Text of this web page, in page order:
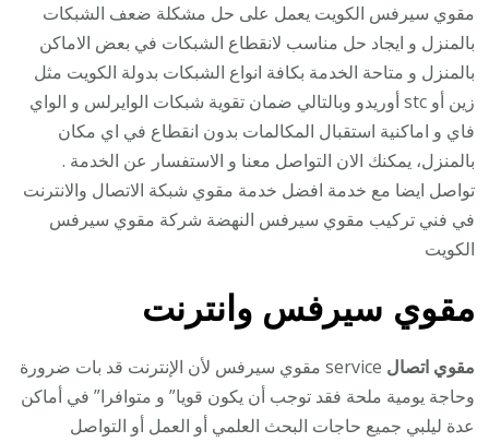
مقوي سيرفس الكويت يعمل على حل مشكلة ضعف الشبكات
بالمنزل و ايجاد حل مناسب لانقطاع الشبكات في بعض الاماكن
بالمنزل و متاحة الخدمة بكافة انواع الشبكات بدولة الكويت مثل
زين أو stc أوريدو وبالتالي ضمان تقوية شبكات الوايرلس و الواي
فاي و اماكنية استقبال المكالمات بدون انقطاع في اي مكان
بالمنزل، يمكنك الان التواصل معنا و الاستفسار عن الخدمة .
تواصل ايضا مع خدمة افضل خدمة مقوي شبكة الاتصال والانترنت
في فني تركيب مقوي سيرفس النهضة شركة مقوي سيرفس
الكويت
مقوي سيرفس وانترنت
مقوي اتصال
service مقوي سيرفس لأن الإنترنت قد بات ضرورة
وحاجة يومية ملحة فقد توجب أن يكون قويا” و متوافرا” في أماكن
عدة ليلبي جميع حاجات البحث العلمي أو العمل أو التواصل